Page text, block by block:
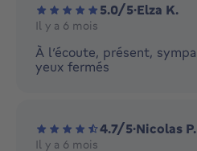
5.0/5·Elza K.
Il y a 6 mois
À l’écoute, présent,
yeux fermés
4.7/5·Nicolas P.
Il y a 6 mois